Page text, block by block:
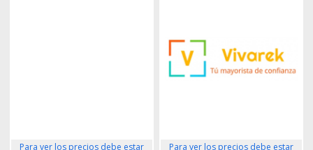
Para ver los precios debe estar
Para ver los precios debe estar